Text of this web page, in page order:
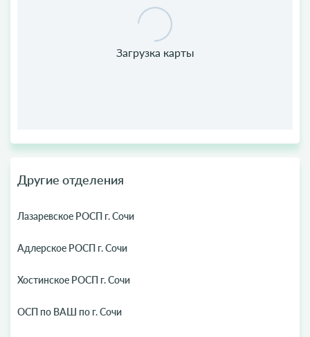
Другие отделения
Лазаревское РОСП г. Сочи
Адлерское РОСП г. Сочи
Хостинское РОСП г. Сочи
ОСП по ВАШ по г. Сочи